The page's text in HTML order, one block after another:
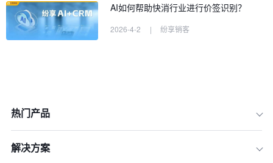
AI如何帮助快消行业进行价签识别？
2026-4-2 | 纷享销客
热门产品
解决方案